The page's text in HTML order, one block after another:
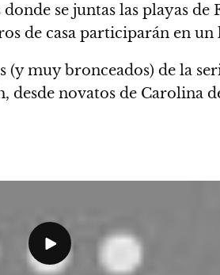
se juntas las playas
de casa participarán en
(y muy bronceados) de la
desde novatos de Carolina